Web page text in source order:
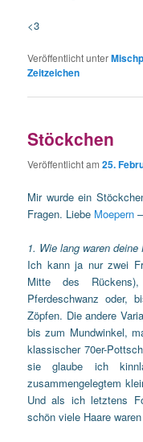
<3
Veröffentlicht unter
Zeitzeichen
Stöckchen
Veröffentlicht am25.
Mir wurde ein
Fragen. Liebe Moepern
1. Wie lang waren
Ich kann ja nur zwei
Mitte des
Pferdeschwanz oder,
Zöpfen. Die andere
bis zum Mundwinkel,
klassischer 70er-
sie glaube ich
zusammengelegtem
Und als ich letztens
schön viele Haare